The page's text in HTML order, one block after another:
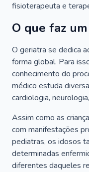
fisioterapeuta e
O que faz
O geriatra se dedica
forma global. Para
conhecimento do
médico estuda
cardiologia,
Assim como as
com manifestações
pediatras, os idosos
determinadas
diferentes daqueles